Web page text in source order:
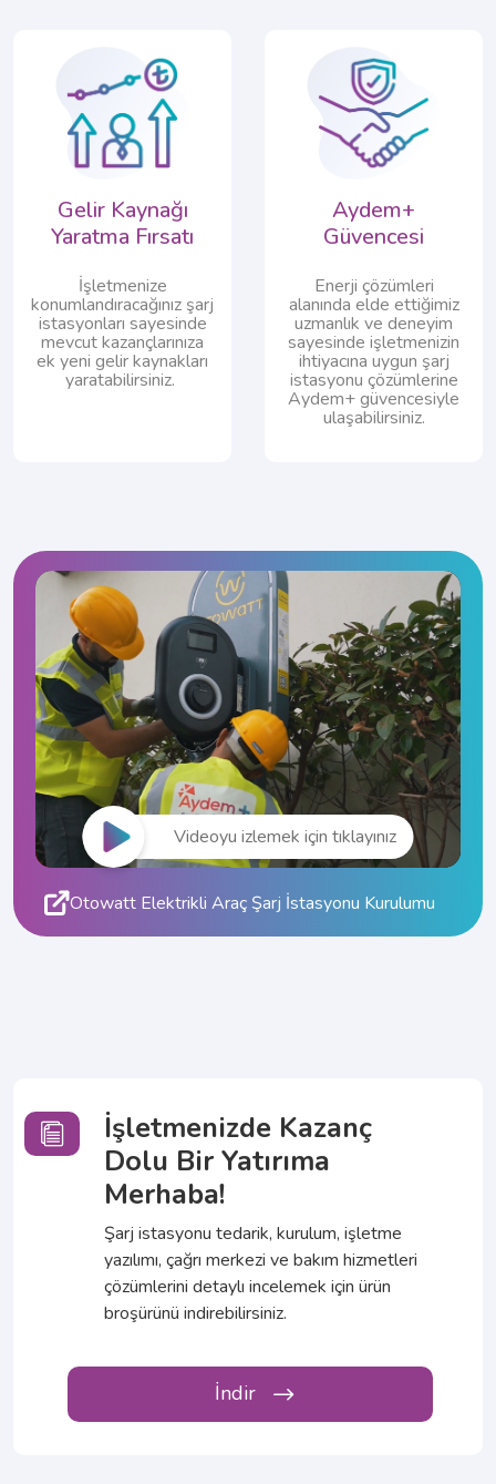
Gelir Kaynağı
Yaratma Fırsatı​​
İşletmenize
konumlandıracağınız şarj
istasyonları sayesinde
mevcut kazançlarınıza
ek yeni gelir kaynakları
yaratabilirsiniz. ​​
Aydem+
Güvencesi​
Enerji çözümleri
alanında elde ettiğimiz
uzmanlık ve deneyim
sayesinde işletmenizin
ihtiyacına uygun şarj
istasyonu çözümlerine
Aydem+ güvencesiyle
ulaşabilirsiniz.​​
Videoyu izlemek için tıklayınız
Otowatt Elektrikli Araç Şarj İstasyonu Kurulumu
İşletmenizde Kazanç
Dolu Bir Yatırıma
Merhaba!
Şarj istasyonu tedarik, kurulum, işletme
yazılımı, çağrı merkezi ve bakım hizmetleri
çözümlerini detaylı incelemek için ürün
broşürünü indirebilirsiniz.
İndir